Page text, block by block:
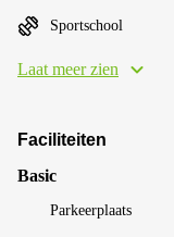
Sportschool
Laat meer zien
Faciliteiten
Basic
Parkeerplaats